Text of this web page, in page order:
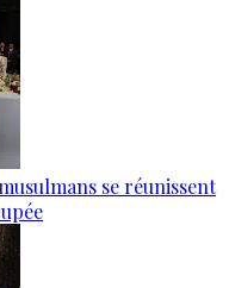
se réunissent